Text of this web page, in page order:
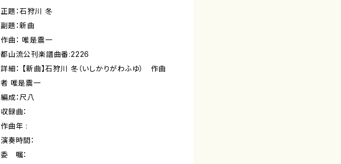
正題：石狩川 冬
副題：新曲
作曲： 唯是震一
都山流公刊楽譜曲番:2226
詳細： 【新曲】石狩川 冬（いしかりがわふゆ） 作曲
者 唯是震一
編成：尺八
収録曲：
作曲年 :
演奏時間：
委 嘱：